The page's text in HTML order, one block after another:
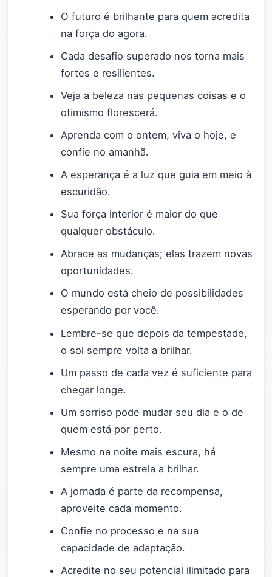
O futuro é brilhante para quem acredita
na força do agora.
Cada desafio superado nos torna mais
fortes e resilientes.
Veja a beleza nas pequenas coisas e o
otimismo florescerá.
Aprenda com o ontem, viva o hoje, e
confie no amanhã.
A esperança é a luz que guia em meio à
escuridão.
Sua força interior é maior do que
qualquer obstáculo.
Abrace as mudanças; elas trazem novas
oportunidades.
O mundo está cheio de possibilidades
esperando por você.
Lembre-se que depois da tempestade,
o sol sempre volta a brilhar.
Um passo de cada vez é suficiente para
chegar longe.
Um sorriso pode mudar seu dia e o de
quem está por perto.
Mesmo na noite mais escura, há
sempre uma estrela a brilhar.
A jornada é parte da recompensa,
aproveite cada momento.
Confie no processo e na sua
capacidade de adaptação.
Acredite no seu potencial ilimitado para